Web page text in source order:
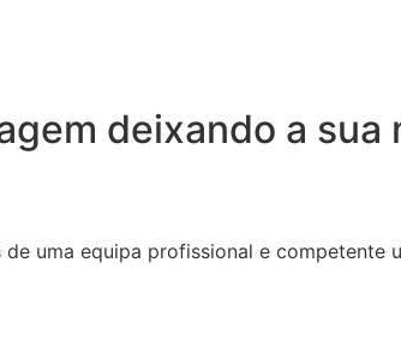
deixando a
uma equipa profissional e